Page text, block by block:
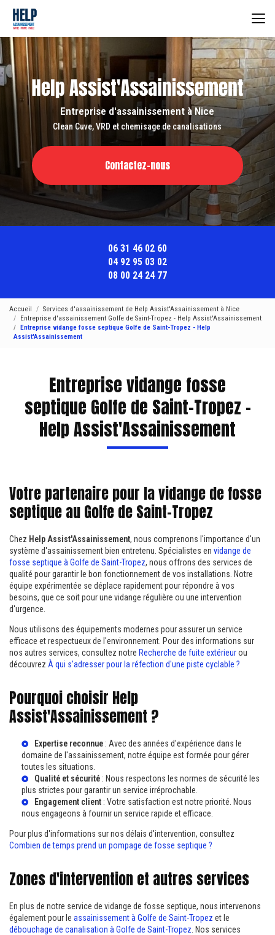
contenu
principal
Entreprise d'assainissement à Nice
Clean Cuve, VRD et chemisage de canalisations
Contactez-nous
06 31 46 02 60
04 92 95 03 02
08 00 24 24 77
Accueil
Services d'assainissement de Help Assist'Assainissement à Nice
Entreprise d'assainissement Golfe de Saint-Tropez - Help Assist'Assainissement
Entreprise vidange fosse septique Golfe de Saint-Tropez - Help
Assist'Assainissement
Entreprise vidange fosse
septique Golfe de Saint-Tropez -
Help Assist'Assainissement
Votre partenaire pour la vidange de fosse
septique au Golfe de Saint-Tropez
Chez Help Assist'Assainissement, nous comprenons l'importance d'un
système d'assainissement bien entretenu. Spécialistes en vidange de
fosse septique à Golfe de Saint-Tropez, nous offrons des services de
qualité pour garantir le bon fonctionnement de vos installations. Notre
équipe expérimentée se déplace rapidement pour répondre à vos
besoins, que ce soit pour une vidange régulière ou une intervention
d'urgence.
Nous utilisons des équipements modernes pour assurer un service
efficace et respectueux de l'environnement. Pour des informations sur
nos autres services, consultez notre Recherche de fuite extérieurou
découvrez À qui s'adresser pour la réfection d'une piste cyclable ?
Pourquoi choisir Help
Assist'Assainissement ?
Expertise reconnue : Avec des années d'expérience dans le
domaine de l'assainissement, notre équipe est formée pour gérer
toutes les situations.
Qualité et sécurité : Nous respectons les normes de sécurité les
plus strictes pour garantir un service irréprochable.
Engagement client : Votre satisfaction est notre priorité. Nous
nous engageons à fournir un service rapide et efficace.
Pour plus d'informations sur nos délais d'intervention, consultez
Combien de temps prend un pompage de fosse septique ?
Zones d'intervention et autres services
En plus de notre service de vidange de fosse septique, nous intervenons
également pour le assainissement à Golfe de Saint-Tropez et le
débouchage de canalisation à Golfe de Saint-Tropez . Nos services